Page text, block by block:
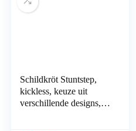
Schildkröt Stuntstep,
kickless, keuze uit
verschillende designs,